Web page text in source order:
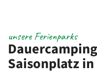
Saisonplatz
unsere Ferienparks